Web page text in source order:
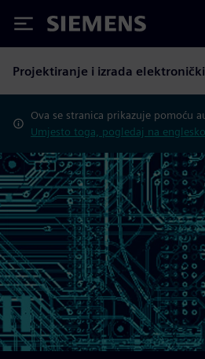
Siemens
Projektiranje i izrada
Ova se stranica prikazuje pomoću
Umjesto toga, pogledaj na